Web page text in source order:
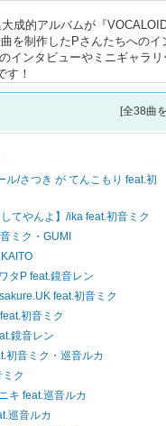
成的アルバムが『
を制作したPさんたちへのイ
インタビューやミニギャラリ
す！
[全38曲
ル/さつき が てんこもり feat.初
てやんよ】/ika feat.初音ミク
ミク・GUMI
タP feat.鏡音レン
feat.初音ミク
初音ミク
鏡音レン
初音ミク・巡音ルカ
ク
キ feat.巡音ルカ
巡音ルカ